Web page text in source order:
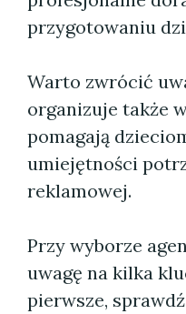
przygotowaniu
Warto zwrócić
organizuje także
pomagają
umiejętności
reklamowej.
Przy wyborze
uwagę na kilka
pierwsze,